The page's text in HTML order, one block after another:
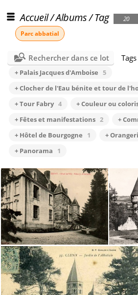
Accueil/Albums/Tag
20
Parc abbatial
Rechercher dans ce lot
+ Palais Jacques d'Amboise 5
+ Clocher de l'Eau bénite et tour de
+ Tour Fabry 4 + Couleur ou
+ Fêtes et manifestations 2 +
+ Hôtel de Bourgogne
1 +
+ Panorama
1